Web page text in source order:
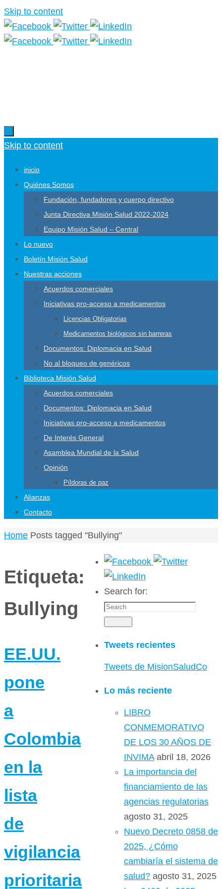
Skip to content
Skip to content
inicio
Quiénes Somos
Fundación, fundadores y cuerpo directivo
Junta Directiva Misión Salud 2022-2024
Equipo Misión Salud – Central
Lo nuevo
Boletín Misión Salud
Nuestras acciones
Acuerdos comerciales
Iniciativas pro-acceso a medicamentos
Licencias Obligatorias
Medicamentos biológicos sin barreras
Documentos: Diplomacia en Salud
No al bloqueo de genéricos
Biblioteca Misión Salud
Acuerdos comerciales
Documentos: Diplomacia en Salud
Iniciativas pro-acceso a medicamentos
De Interés General
Asamblea Mundial de la Salud
Opinión
Píldoras de paz
Alianzas
Contacto
Home Posts tagged "Bullying"
Etiqueta:
Bullying
EE.UU.
pone
a
Colombia
en la
lista
de
vigilancia
prioritaria
Search for:
Tweets recientes
Tweets de MisionSaludCo
Lo más reciente
LIBRO
CONMEMORATIVO
DE LOS 30 AÑOS DE
INVIMA abril 18, 2026
La importancia del
financiamiento de las
agencias regulatorias
agosto 31, 2025
Nuevo Decreto 0858 de
2025, ¿Cómo
cambiaría el sistema de
salud? agosto 31, 2025
Más información.